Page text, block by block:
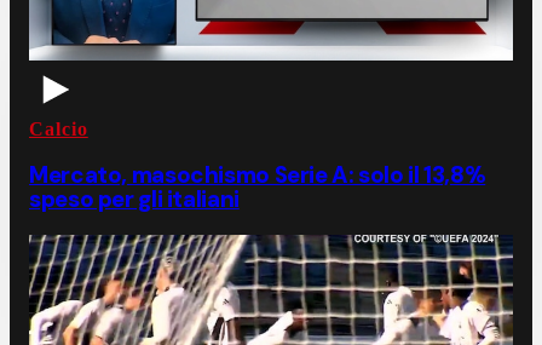
Calcio
Mercato, masochismo Serie A: solo il 13,8%
speso per gli italiani